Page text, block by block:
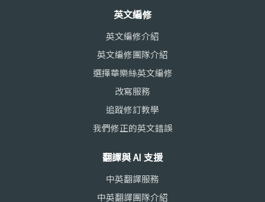
英文編修
英文編修介紹
英文編修團隊介紹
選擇華樂絲英文編修
改寫服務
追蹤修訂教學
我們修正的英文錯誤
翻譯與 AI 支援
中英翻譯服務
中英翻譯團隊介紹